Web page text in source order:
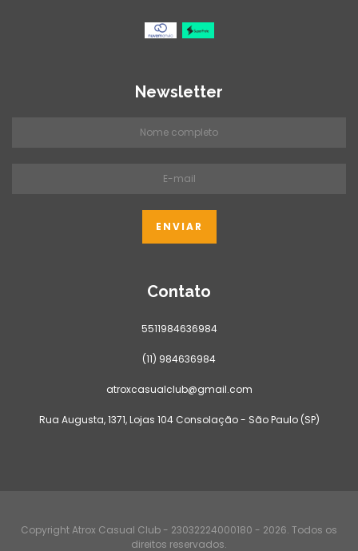
Newsletter
Contato
5511984636984
(11) 984636984
atroxcasualclub@gmail.com
Rua Augusta, 1371, Lojas 104 Consolação - São Paulo (SP)
Copyright Atrox Casual Club - 23032224000180 - 2026. Todos os
direitos reservados.